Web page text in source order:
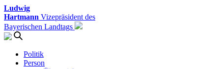
Ludwig
Hartmann Vizepräsident des
Bayerischen Landtags
Politik
Person